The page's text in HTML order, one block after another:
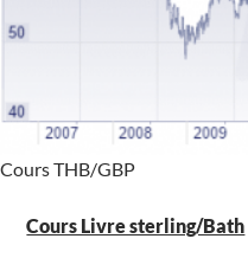
Cours THB/GBP
Cours Livre sterling/Bath